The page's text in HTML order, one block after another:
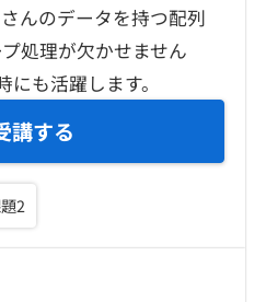
んのデータを持つ配列
処理が欠かせません
も活躍します。
講する
2